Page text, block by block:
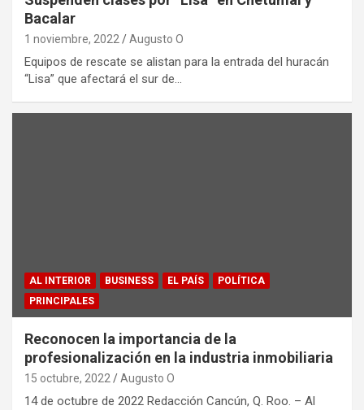
Bacalar
1 noviembre, 2022 Augusto O
Equipos de rescate se alistan para la entrada del huracán
“Lisa” que afectará el sur de…
AL INTERIOR BUSINESS EL PAÍS
POLÍTICA
PRINCIPALES
Reconocen la importancia de la
profesionalización en la industria inmobiliaria
15 octubre, 2022 Augusto O
14 de octubre de 2022 Redacción Cancún, Q. Roo. – Al